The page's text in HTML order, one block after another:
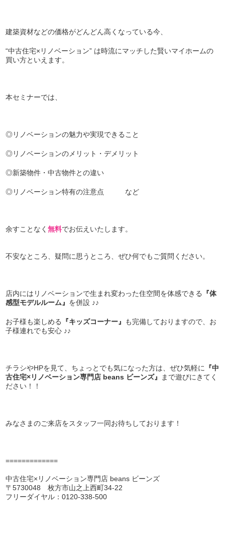
建築資材などの価格がどんどん高くなっている今、
“中古住宅×リノベーション” は時流にマッチした賢いマイホームの
買い方といえます。
本セミナーでは、
◎リノベーションの魅力や実現できること
◎リノベーションのメリット・デメリット
◎新築物件・中古物件との違い
◎リノベーション特有の注意点 など
余すことなく無料でお伝えいたします。
不安なところ、疑問に思うところ、ぜひ何でもご質問ください。
店内にはリノベーションで生まれ変わった住空間を体感できる
『体
感型モデルルーム』 を併設 ♪♪
お子様も楽しめる 『キッズコーナー』
も完備しておりますので、お
子様連れでも安心 ♪♪
チラシやHPを見て、ちょっとでも気になった方は、ぜひ気軽に 『中
古住宅×リノベーション専門店 beans ビーンズ』
まで遊びにきてく
ださい！！
みなさまのご来店をスタッフ一同お待ちしております！
=============
中古住宅×リノベーション専門店 beans ビーンズ
〒5730048 枚方市山之上西町34-22
フリーダイヤル：0120-338-500